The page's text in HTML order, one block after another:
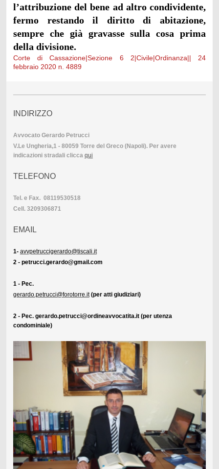
l’attribuzione del bene ad altro condividente,
fermo restando il diritto di abitazione,
sempre che già gravasse sulla cosa prima
della divisione.
Corte di Cassazione|Sezione 6 2|Civile|Ordinanza|| 24
febbraio 2020 n. 4889
INDIRIZZO
Avvocato Gerardo Petrucci
V.Le Ungheria,1 - 80059 Torre del Greco (Napoli). Per avere
indicazioni stradali clicca qui
TELEFONO
Tel. e Fax. 08119530518
Cell. 3209306871
EMAIL
1- avvpetruccigerardo@tiscali.it
2 - petrucci.gerardo@gmail.com
1 - Pec.
gerardo.petrucci@forotorre.it(per atti giudiziari)
2 - Pec. gerardo.petrucci@ordineavvocatita.it (per utenza
condominiale)